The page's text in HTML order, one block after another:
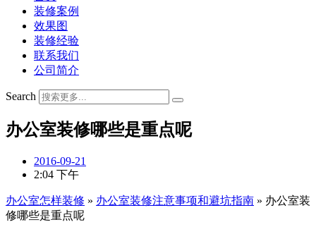
装修案例
效果图
装修经验
联系我们
公司简介
Search
办公室装修哪些是重点呢
2016-09-21
2:04 下午
办公室怎样装修 » 办公室装修注意事项和避坑指南 » 办公室装
修哪些是重点呢